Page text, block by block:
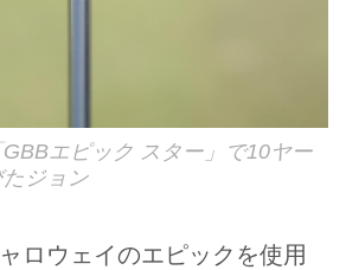
エピック スター」で10ヤー
たジョン
ロウェイのエピックを使用